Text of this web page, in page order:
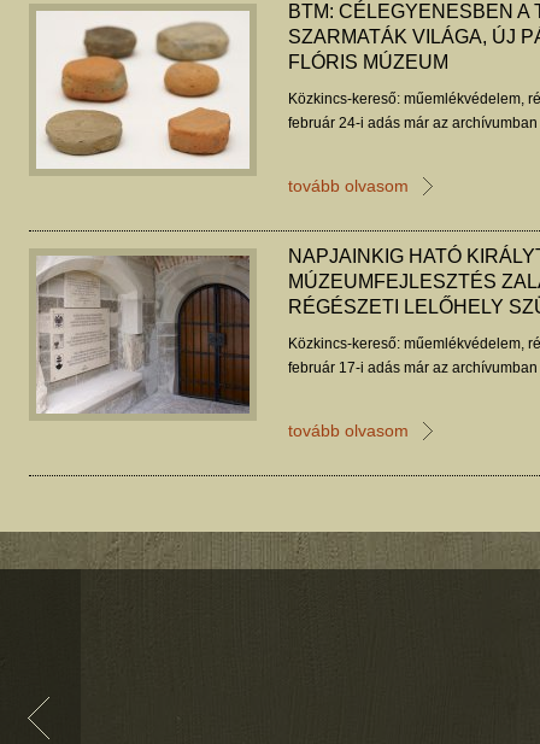
BTM: CÉLEGYENESBEN A
SZARMATÁK VILÁGA, ÚJ
FLÓRIS MÚZEUM
Közkincs-kereső: műemlékvédelem,
február 24-i adás már az
tovább olvasom
NAPJAINKIG HATÓ
MÚZEUMFEJLESZTÉS
RÉGÉSZETI LELŐHELY
Közkincs-kereső: műemlékvédelem,
február 17-i adás már az
tovább olvasom